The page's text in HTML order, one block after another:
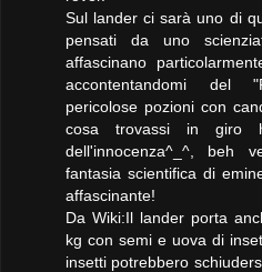
Sul lander ci sarà uno di
pensati da uno
affascinano
accontentandomi del
pericolose pozioni con
cosa trovassi in giro
dell'innocenza^_^, beh
fantasia scientifica di
affascinante!
Da Wiki:Il lander porta
kg con semi e uova di
insetti potrebbero